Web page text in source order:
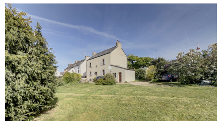
voir le
bien